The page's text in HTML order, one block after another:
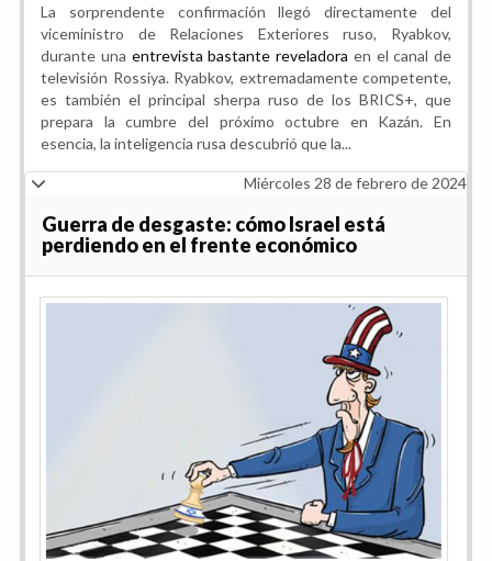
La sorprendente confirmación llegó directamente del
viceministro de Relaciones Exteriores ruso, Ryabkov,
durante una entrevista bastante reveladora en el canal de
televisión Rossiya. Ryabkov, extremadamente competente,
es también el principal sherpa ruso de los BRICS+, que
prepara la cumbre del próximo octubre en Kazán. En
esencia, la inteligencia rusa descubrió que la...
Miércoles 28 de febrero de 2024
Guerra de desgaste: cómo Israel está
perdiendo en el frente económico